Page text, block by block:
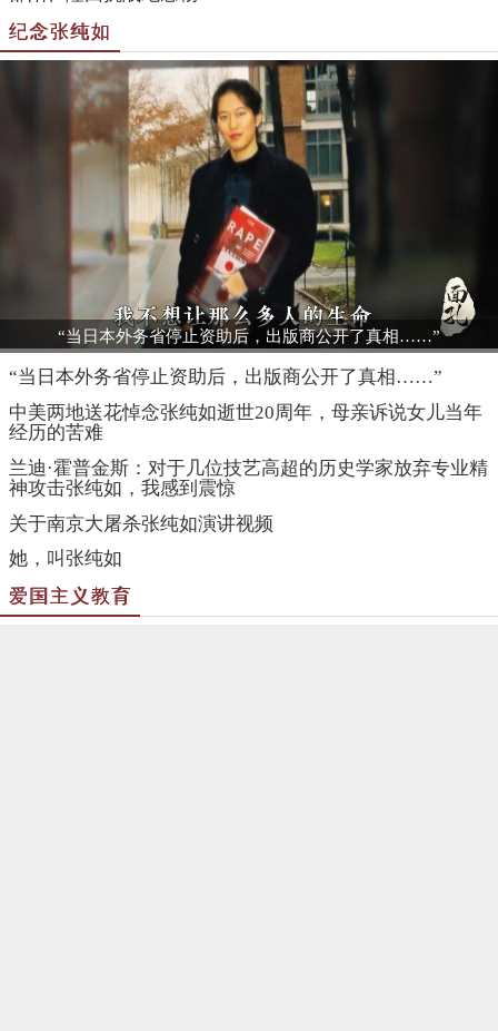
“当日本外务省停止资助后，出版商公开了真相……”
“当日本外务省停止资助后，出版商公开了真相……”
中美两地送花悼念张纯如逝世20周年，母亲诉说女儿当年
兰迪·霍普金斯：对于几位技艺高超的历史学家放弃专业精
神攻击张纯如，我感到震惊
关于南京大屠杀张纯如演讲视频
她，叫张纯如
爱国主义教育